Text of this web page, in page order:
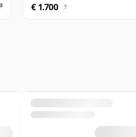
€ 1.700 ?